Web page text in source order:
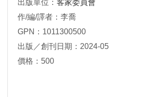
出版單位： 客家委員會
作/編/譯者：李喬
GPN：1011300500
出版／創刊日期：2024-05
價格：500